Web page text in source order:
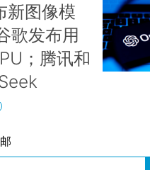
新图像模
歌发布用
；腾讯和